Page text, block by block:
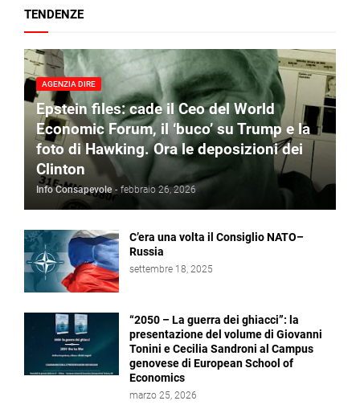
TENDENZE
AGENZIA DIRE
Epstein files: cade il Ceo del World
Economic Forum, il ‘buco’ su Trump e la
foto di Hawking. Ora le deposizioni dei
Clinton
Info Consapevole - febbraio 26, 2026
C’era una volta il Consiglio NATO–
Russia
settembre 18, 2025
“2050 – La guerra dei ghiacci”: la
presentazione del volume di Giovanni
Tonini e Cecilia Sandroni al Campus
genovese di European School of
Economics
marzo 25, 2026